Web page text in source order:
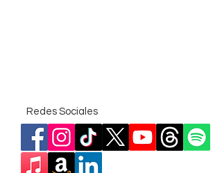
Redes Sociales